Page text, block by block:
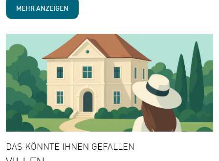
MEHR ANZEIGEN
DAS KÖNNTE IHNEN GEFALLEN